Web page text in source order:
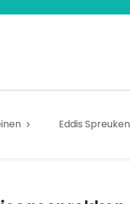
Eddis Spreuken